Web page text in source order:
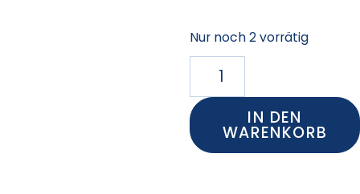
Nur noch 2 vorrätig
IN DEN
WARENKORB